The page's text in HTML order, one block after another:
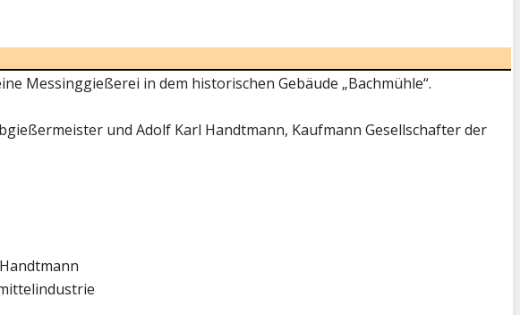
Messinggießerei in dem historischen Gebäude „Bachmühle“.
und Adolf Karl Handtmann, Kaufmann Gesellschafter der